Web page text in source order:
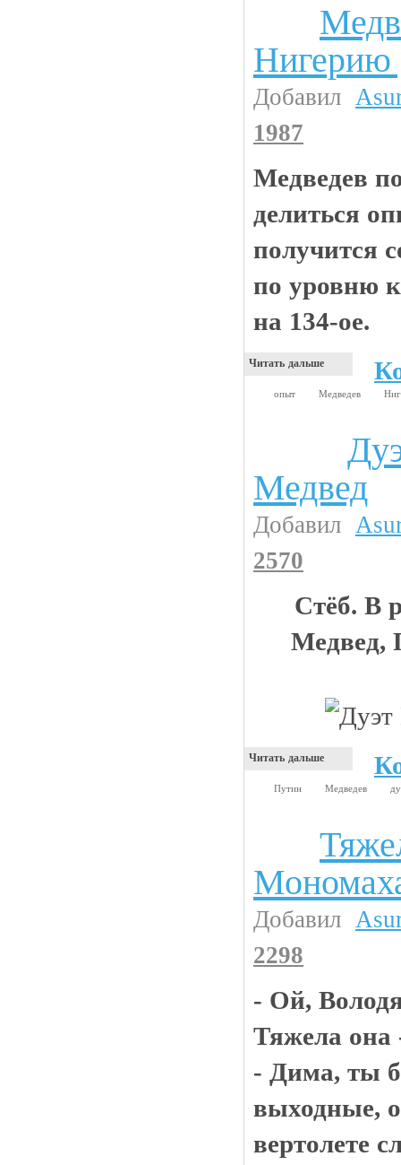
Нигерию
Добавил
1987
Медведев
делиться
получится
по уровню
на 134-ое.
Читать дальше
опыт Медведев
Медвед
Добавил
2570
Стёб. В
Медвед,
Читать дальше
Путин Медведев
Добавил
2298
- Ой,
Тяжела
- Дима, ты
выходные,
вертолете